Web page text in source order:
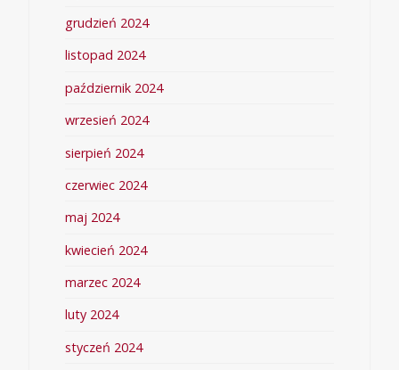
grudzień 2024
listopad 2024
październik 2024
wrzesień 2024
sierpień 2024
czerwiec 2024
maj 2024
kwiecień 2024
marzec 2024
luty 2024
styczeń 2024